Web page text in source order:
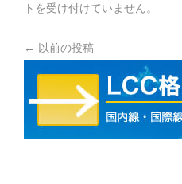
トを受け付けていません。
← 以前の投稿